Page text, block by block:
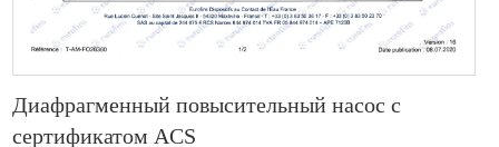
Диафрагменный повысительный насос с
сертификатом ACS